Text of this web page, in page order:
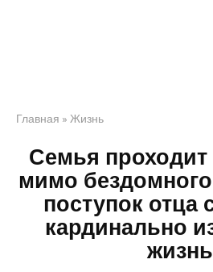
Главная » Жизнь
Семья
мимо
поступок отца
кардинально
жизнь